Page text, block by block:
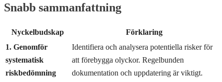
Snabb sammanfattning
Nyckelbudskap
Förklaring
1. Genomför
systematisk
riskbedömning
Identifiera och analysera potentiella risker för
att förebygga olyckor. Regelbunden
dokumentation och uppdatering är viktigt.